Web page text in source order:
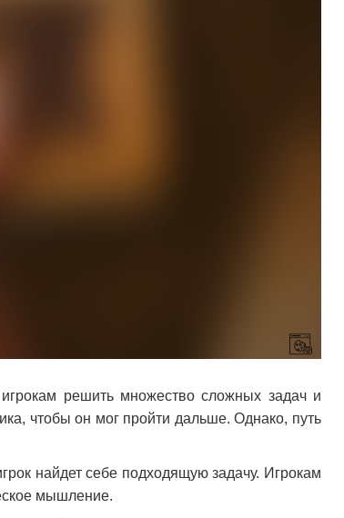
игрокам решить множество сложных задач и
чтобы он мог пройти дальше. Однако, путь
найдет себе подходящую задачу. Игрокам
мышление.